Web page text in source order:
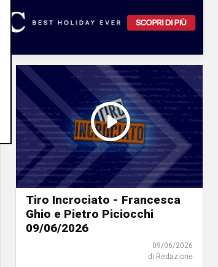
Tiro Incrociato - Francesca
Ghio e Pietro Piciocchi
09/06/2026
09/06/2026
di Redazione